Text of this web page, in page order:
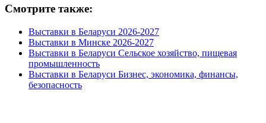
Смотрите также:
Выставки в Беларуси 2026-2027
Выставки в Минске 2026-2027
Выставки в Беларуси Сельское хозяйство, пищевая
промышленность
Выставки в Беларуси Бизнес, экономика, финансы,
безопасность